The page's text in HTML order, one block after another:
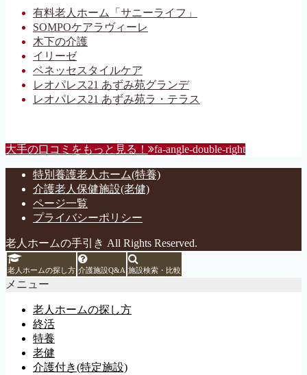
有料老人ホーム「サニーライフ」
SOMPOケアラヴィーレ
木下の介護
イリーゼ
ベネッセスタイルケア
レオパレス21 あずみ苑グランデ
レオパレス21 あずみ苑ラ・テラス
大手の口コミをもっと見る！ fa-angle-double-right
特別養護老人ホーム(特養)
介護老人保健施設(老健)
ページ一覧
プライバシーポリシー
老人ホームの手引き All Rights Reserved.
老人ホームの探し方 介護施設Q&A 施設検索・比較
メニュー
老人ホームの探し方
終活
特養
老健
介護付き(特定施設)